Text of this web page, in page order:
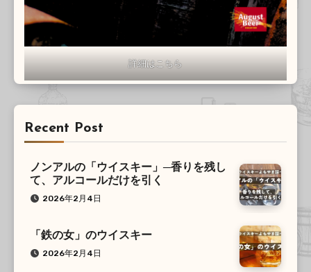
詳細はこちら
Recent Post
ノンアルの「ウイスキー」─香りを残し
て、アルコールだけを引く
2026年2月4日
「鉄の女」のウイスキー
2026年2月4日